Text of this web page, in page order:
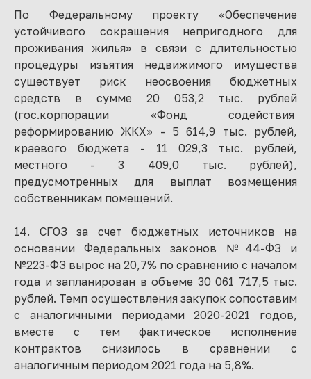
По Федеральному проекту «Обеспечение
устойчивого сокращения непригодного для
проживания жилья» в связи с длительностью
процедуры изъятия недвижимого имущества
существует риск неосвоения бюджетных
средств в сумме 20 053,2 тыс. рублей
(гос.корпорации «Фонд содействия
реформированию ЖКХ» - 5 614,9 тыс. рублей,
краевого бюджета - 11 029,3 тыс. рублей,
местного - 3 409,0 тыс. рублей),
предусмотренных для выплат возмещения
собственникам помещений.
14. СГОЗ за счет бюджетных источников на
основании Федеральных законов №44-ФЗ и
№223-ФЗ вырос на 20,7% по сравнению с началом
года и запланирован в объеме 30 061 717,5 тыс.
рублей. Темп осуществления закупок сопоставим
с аналогичными периодами 2020-2021 годов,
вместе с тем фактическое исполнение
контрактов снизилось в сравнении с
аналогичным периодом 2021 года на 5,8%.